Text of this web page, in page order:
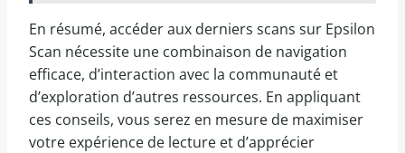
En résumé, accéder aux derniers scans sur Epsilon
Scan nécessite une combinaison de navigation
efficace, d’interaction avec la communauté et
d’exploration d’autres ressources. En appliquant
ces conseils, vous serez en mesure de maximiser
votre expérience de lecture et d’apprécier